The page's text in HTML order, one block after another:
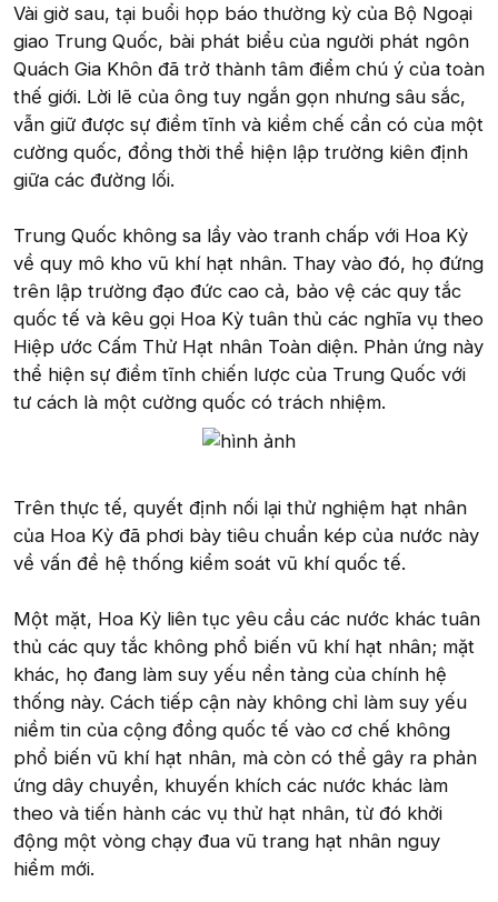
Vài giờ sau, tại buổi họp báo thường kỳ của Bộ Ngoại
giao Trung Quốc, bài phát biểu của người phát ngôn
Quách Gia Khôn đã trở thành tâm điểm chú ý của toàn
thế giới. Lời lẽ của ông tuy ngắn gọn nhưng sâu sắc,
vẫn giữ được sự điềm tĩnh và kiềm chế cần có của một
cường quốc, đồng thời thể hiện lập trường kiên định
giữa các đường lối.
Trung Quốc không sa lầy vào tranh chấp với Hoa Kỳ
về quy mô kho vũ khí hạt nhân. Thay vào đó, họ đứng
trên lập trường đạo đức cao cả, bảo vệ các quy tắc
quốc tế và kêu gọi Hoa Kỳ tuân thủ các nghĩa vụ theo
Hiệp ước Cấm Thử Hạt nhân Toàn diện. Phản ứng này
thể hiện sự điềm tĩnh chiến lược của Trung Quốc với
tư cách là một cường quốc có trách nhiệm.
Trên thực tế, quyết định nối lại thử nghiệm hạt nhân
của Hoa Kỳ đã phơi bày tiêu chuẩn kép của nước này
về vấn đề hệ thống kiểm soát vũ khí quốc tế.
Một mặt, Hoa Kỳ liên tục yêu cầu các nước khác tuân
thủ các quy tắc không phổ biến vũ khí hạt nhân; mặt
khác, họ đang làm suy yếu nền tảng của chính hệ
thống này. Cách tiếp cận này không chỉ làm suy yếu
niềm tin của cộng đồng quốc tế vào cơ chế không
phổ biến vũ khí hạt nhân, mà còn có thể gây ra phản
ứng dây chuyền, khuyến khích các nước khác làm
theo và tiến hành các vụ thử hạt nhân, từ đó khởi
động một vòng chạy đua vũ trang hạt nhân nguy
hiểm mới.